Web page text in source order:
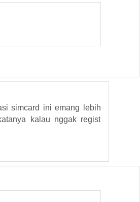
simcard ini emang lebih
kalau nggak regist